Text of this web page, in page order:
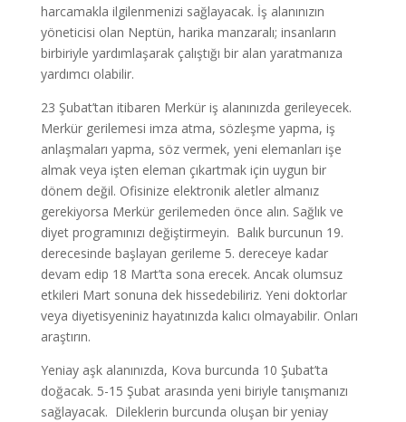
harcamakla ilgilenmenizi sağlayacak. İş alanınızın
yöneticisi olan Neptün, harika manzaralı; insanların
birbiriyle yardımlaşarak çalıştığı bir alan yaratmanıza
yardımcı olabilir.
23 Şubat’tan itibaren Merkür iş alanınızda gerileyecek.
Merkür gerilemesi imza atma, sözleşme yapma, iş
anlaşmaları yapma, söz vermek, yeni elemanları işe
almak veya işten eleman çıkartmak için uygun bir
dönem değil. Ofisinize elektronik aletler almanız
gerekiyorsa Merkür gerilemeden önce alın. Sağlık ve
diyet programınızı değiştirmeyin. Balık burcunun 19.
derecesinde başlayan gerileme 5. dereceye kadar
devam edip 18 Mart’ta sona erecek. Ancak olumsuz
etkileri Mart sonuna dek hissedebiliriz. Yeni doktorlar
veya diyetisyeniniz hayatınızda kalıcı olmayabilir. Onları
araştırın.
Yeniay aşk alanınızda, Kova burcunda 10 Şubat’ta
doğacak. 5-15 Şubat arasında yeni biriyle tanışmanızı
sağlayacak. Dileklerin burcunda oluşan bir yeniay